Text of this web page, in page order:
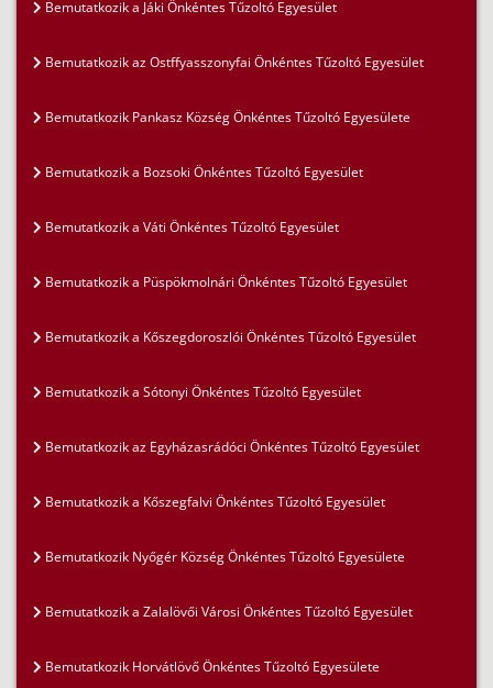
Bemutatkozik a Jáki Önkéntes Tűzoltó Egyesület
Bemutatkozik az Ostffyasszonyfai Önkéntes Tűzoltó Egyesület
Bemutatkozik Pankasz Község Önkéntes Tűzoltó Egyesülete
Bemutatkozik a Bozsoki Önkéntes Tűzoltó Egyesület
Bemutatkozik a Váti Önkéntes Tűzoltó Egyesület
Bemutatkozik a Püspökmolnári Önkéntes Tűzoltó Egyesület
Bemutatkozik a Kőszegdoroszlói Önkéntes Tűzoltó Egyesület
Bemutatkozik a Sótonyi Önkéntes Tűzoltó Egyesület
Bemutatkozik az Egyházasrádóci Önkéntes Tűzoltó Egyesület
Bemutatkozik a Kőszegfalvi Önkéntes Tűzoltó Egyesület
Bemutatkozik Nyőgér Község Önkéntes Tűzoltó Egyesülete
Bemutatkozik a Zalalövői Városi Önkéntes Tűzoltó Egyesület
Bemutatkozik Horvátlövő Önkéntes Tűzoltó Egyesülete